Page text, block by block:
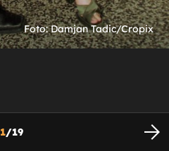
Foto: Damjan Tadic/Cropix
1/19